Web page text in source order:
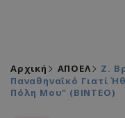
Αρχική ΑΠΟΕΛ
Ζ.
Παναθηναϊκό Γιατί
Πόλη Μου" (ΒΙΝΤΕΟ)